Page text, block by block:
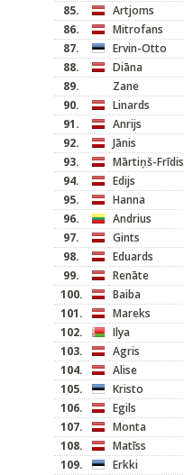
85.
Artjoms
86.
Mitrofans
87.
Ervin-Otto
88.
Diāna
89.
Zane
90.
Linards
91.
Anrijs
92.
Jānis
93.
Mārtiņš-Frīdis
94.
Edijs
95.
Hanna
96.
Andrius
97.
Gints
98.
Eduards
99.
Renāte
100.
Baiba
101.
Mareks
102.
Ilya
103.
Agris
104.
Alise
105.
Kristo
106.
Egils
107.
Monta
108.
Matīss
109.
Erkki